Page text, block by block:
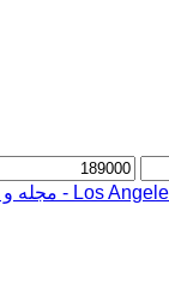
حداکثر
قیمت